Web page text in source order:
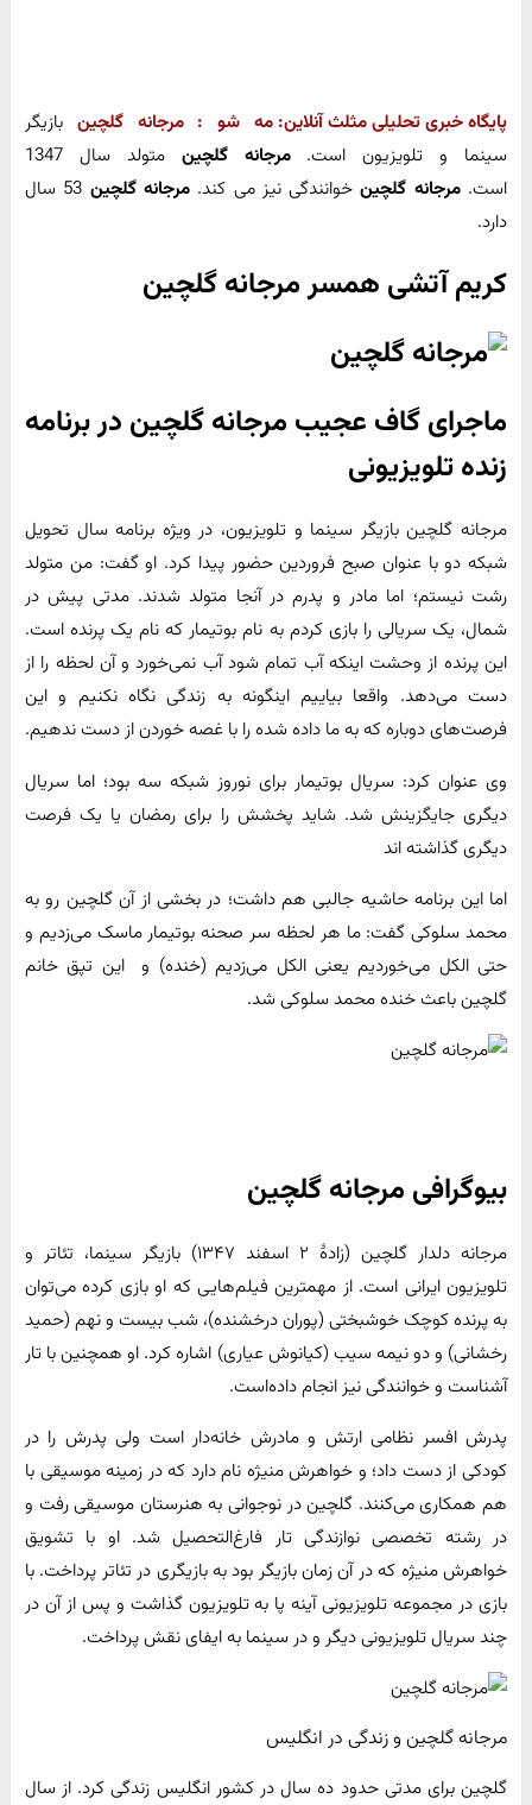
پایگاه خبری تحلیلی مثلث آنلاین: مه شو :مرجانه گلچین بازیگر
سینما و تلویزیون است. مرجانه گلچین
متولد سال 1347
است.مرجانه گلچین خوانندگی نیز می کند.مرجانه گلچین
53 سال
دارد.
کریم آتشی همسر مرجانه گلچین
ماجرای گاف عجیب مرجانه گلچین در برنامه
زنده تلویزیونی
مرجانه گلچین بازیگر سینما و تلویزیون، در ویژه برنامه سال تحویل
شبکه دو با عنوان صبح فروردین حضور پیدا کرد. او گفت: من متولد
رشت نیستم؛ اما مادر و پدرم در آنجا متولد شدند. مدتی پیش در
شمال، یک سریالی را بازی کردم به نام بوتیمار که نام یک پرنده است.
این پرنده از وحشت اینکه آب تمام شود آب نمی‌خورد و آن لحظه را از
دست می‌دهد. واقعا بیاییم اینگونه به زندگی نگاه نکنیم و این
فرصت‌های دوباره که به ما داده شده را با غصه خوردن از دست ندهیم.
وی عنوان کرد: سریال بوتیمار برای نوروز شبکه سه بود؛ اما سریال
دیگری جایگزینش شد. شاید پخشش را برای رمضان یا یک فرصت
دیگری گذاشته اند
اما این برنامه حاشیه جالبی هم داشت؛ در بخشی از آن گلچین رو به
محمد سلوکی گفت: ما هر لحظه سر صحنه بوتیمار ماسک می‌زدیم و
حتی الکل می‌خوردیم یعنی الکل می‌زدیم (خنده) و این تپق خانم
گلچین باعث خنده محمد سلوکی شد.
بیوگرافی مرجانه گلچین
مرجانه دلدار گلچین (زادهٔ ۲ اسفند ۱۳۴۷) بازیگر سینما، تئاتر و
تلویزیون ایرانی است. از مهمترین فیلم‌هایی که او بازی کرده می‌توان
به پرنده کوچک خوشبختی (پوران درخشنده)، شب بیست و نهم (حمید
رخشانی) و دو نیمه سیب (کیانوش عیاری) اشاره کرد. او همچنین با تار
آشناست و خوانندگی نیز انجام داده‌است.
پدرش افسر نظامی ارتش و مادرش خانه‌دار است ولی پدرش را در
کودکی از دست داد؛ و خواهرش منیژه نام دارد که در زمینه موسیقی با
هم همکاری می‌کنند. گلچین در نوجوانی به هنرستان موسیقی رفت و
در رشته تخصصی نوازندگی تار فارغ‌التحصیل شد. او با تشویق
خواهرش منیژه که در آن زمان بازیگر بود به بازیگری در تئاتر پرداخت. با
بازی در مجموعه تلویزیونی آینه پا به تلویزیون گذاشت و پس از آن در
چند سریال تلویزیونی دیگر و در سینما به ایفای نقش پرداخت.
مرجانه گلچین و زندگی در انگلیس
گلچین برای مدتی حدود ده سال در کشور انگلیس زندگی کرد. از سال